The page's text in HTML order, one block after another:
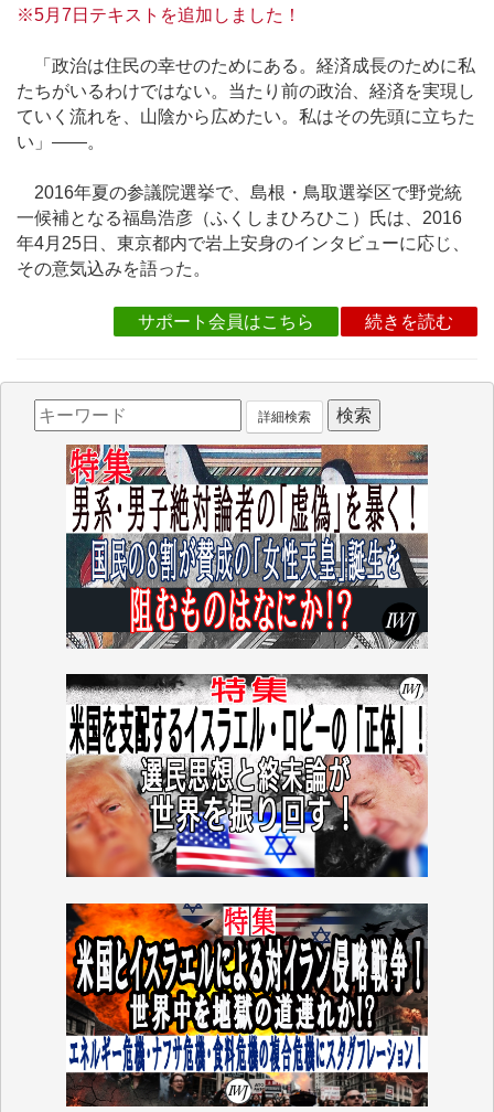
※5月7日テキストを追加しました！
「政治は住民の幸せのためにある。経済成長のために私
たちがいるわけではない。当たり前の政治、経済を実現し
ていく流れを、山陰から広めたい。私はその先頭に立ちた
い」――。
2016年夏の参議院選挙で、島根・鳥取選挙区で野党統
一候補となる福島浩彦（ふくしまひろひこ）氏は、2016
年4月25日、東京都内で岩上安身のインタビューに応じ、
その意気込みを語った。
サポート会員はこちら 続きを読む
詳細検索